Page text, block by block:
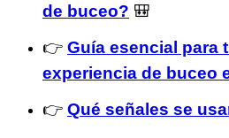
de buceo? 🎒
👉 Guía esencial para
experiencia de buceo
👉 Qué señales se